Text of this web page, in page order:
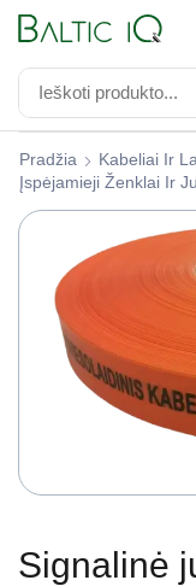
Pradžia Kabeliai Ir
Įspėjamieji Ženklai Ir
Signalinė